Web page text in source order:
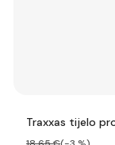
Traxxas tijelo